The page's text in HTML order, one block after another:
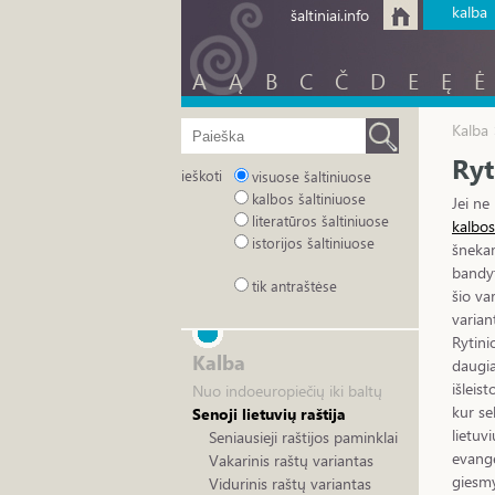
šaltiniai.info kalba
A Ą B C Č D E Ę Ė
ieškoti
visuose šaltiniuose
kalbos šaltiniuose
literatūros šaltiniuose
istorijos šaltiniuose
tik antraštėse
Kalba
Nuo indoeuropiečių iki baltų
Senoji lietuvių raštija
Seniausieji raštijos paminklai
Vakarinis raštų variantas
Vidurinis raštų variantas
Jei
šio
kur